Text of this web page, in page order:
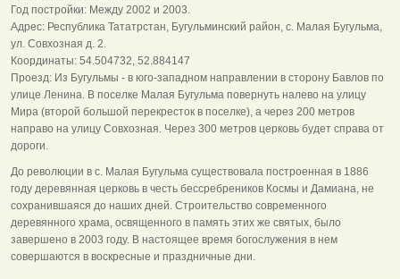
Год постройки: Между 2002 и 2003.
Адрес: Республика Тататрстан, Бугульминский район, с. Малая Бугульма,
ул. Совхозная д. 2.
Координаты: 54.504732, 52.884147
Проезд: Из Бугульмы - в юго-западном направлении в сторону Бавлов по
улице Ленина. В поселке Малая Бугульма повернуть налево на улицу
Мира (второй большой перекресток в поселке), а через 200 метров
направо на улицу Совхозная. Через 300 метров церковь будет справа от
дороги.
До революции в с. Малая Бугульма существовала построенная в 1886
году деревянная церковь в честь бессребреников Космы и Дамиана, не
сохранившаяся до наших дней. Строительство современного
деревянного храма, освященного в память этих же святых, было
завершено в 2003 году. В настоящее время богослужения в нем
совершаются в воскресные и праздничные дни.